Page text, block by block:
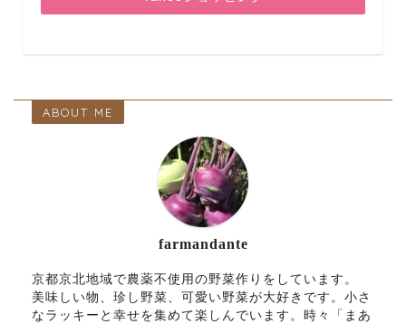
ABOUT ME
farmandante
京都京北地域で農薬不使用の野菜作りをしています。
美味しい物、珍し野菜、可愛い野菜が大好きです。小さ
なラッキーと幸せを集めて楽しんでいます。時々「まあ